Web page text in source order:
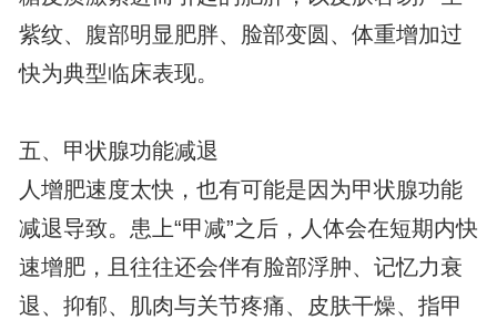
紫纹、腹部明显肥胖、脸部变圆、体重增加过
快为典型临床表现。
五、甲状腺功能减退
人增肥速度太快，也有可能是因为甲状腺功能
减退导致。患上“甲减”之后，人体会在短期内快
速增肥，且往往还会伴有脸部浮肿、记忆力衰
退、抑郁、肌肉与关节疼痛、皮肤干燥、指甲